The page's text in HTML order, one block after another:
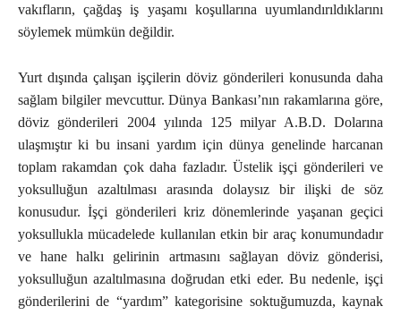
vakıfların, çağdaş iş yaşamı koşullarına uyumlandırıldıklarını
söylemek mümkün değildir.
Yurt dışında çalışan işçilerin döviz gönderileri konusunda daha
sağlam bilgiler mevcuttur. Dünya Bankası’nın rakamlarına göre,
döviz gönderileri 2004 yılında 125 milyar A.B.D. Dolarına
ulaşmıştır ki bu insani yardım için dünya genelinde harcanan
toplam rakamdan çok daha fazladır. Üstelik işçi gönderileri ve
yoksulluğun azaltılması arasında dolaysız bir ilişki de söz
konusudur. İşçi gönderileri kriz dönemlerinde yaşanan geçici
yoksullukla mücadelede kullanılan etkin bir araç konumundadır
ve hane halkı gelirinin artmasını sağlayan döviz gönderisi,
yoksulluğun azaltılmasına doğrudan etki eder. Bu nedenle, işçi
gönderilerini de “yardım” kategorisine soktuğumuzda, kaynak